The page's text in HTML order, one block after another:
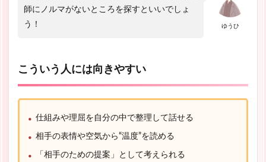
ゆうひ
師にノルマがないところを探すといいでしょ
う！
こういう人には向きやすい
仕組みや理屈を自分の中で整理して話せる
相手の表情や空気から“温度”を読める
「相手のための提案」として考えられる